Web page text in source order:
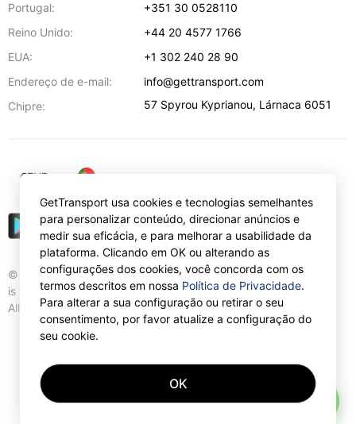
Portugal:
+351 30 0528110
Reino Unido:
+44 20 4577 1766
EUA:
+1 302 240 28 90
Endereço de e-mail:
info@gettransport.com
Chipre:
57 Spyrou Kyprianou, Lárnaca 6051
© Gettransport International Limited. GetTransport®
is trademark of Gettransport International Limited.
All rights reserved.
€EUR
GetTransport usa cookies e tecnologias semelhantes
para personalizar conteúdo, direcionar anúncios e
medir sua eficácia, e para melhorar a usabilidade da
plataforma. Clicando em OK ou alterando as
configurações dos cookies, você concorda com os
termos descritos em nossa Política de Privacidade.
Para alterar a sua configuração ou retirar o seu
consentimento, por favor atualize a configuração do
seu cookie.
OK
AI